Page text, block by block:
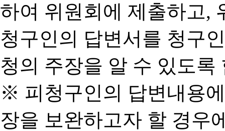
하여 위원회에 제출하고,
청구인의 답변서를 청구
청의 주장을 알 수 있도록
※ 피청구인의 답변내용
장을 보완하고자 할 경우